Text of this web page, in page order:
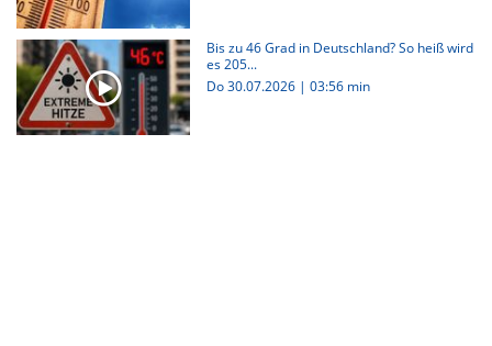
Bis zu 46 Grad in Deutschland? So heiß wird
es 205...
Do 30.07.2026 | 03:56 min